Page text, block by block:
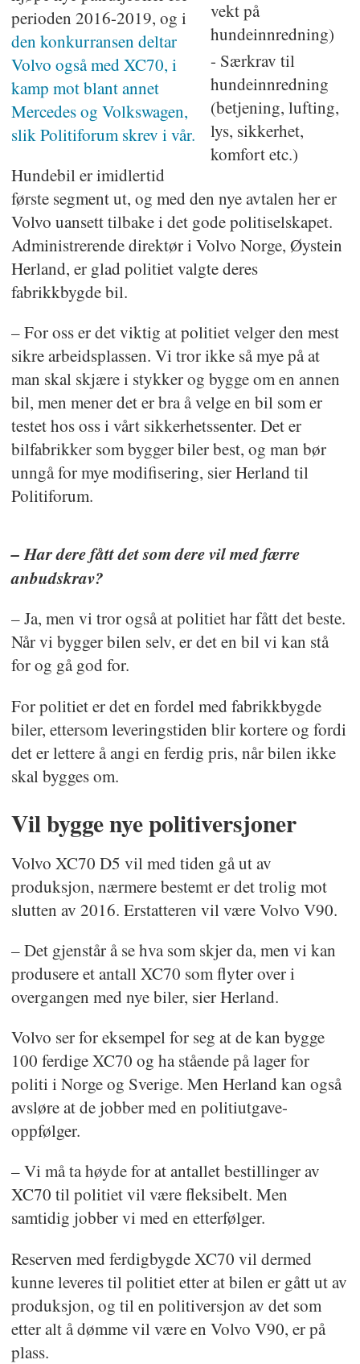
vekt på
hundeinnredning)
- Særkrav til
hundeinnredning
(betjening, lufting,
lys, sikkerhet,
komfort etc.)
perioden 2016-2019, og i
den konkurransen deltar
Volvo også med XC70, i
kamp mot blant annet
Mercedes og Volkswagen,
slik Politiforum skrev i vår.
Hundebil er imidlertid
første segment ut, og med den nye avtalen her er
Volvo uansett tilbake i det gode politiselskapet.
Administrerende direktør i Volvo Norge, Øystein
Herland, er glad politiet valgte deres
fabrikkbygde bil.
– For oss er det viktig at politiet velger den mest
sikre arbeidsplassen. Vi tror ikke så mye på at
man skal skjære i stykker og bygge om en annen
bil, men mener det er bra å velge en bil som er
testet hos oss i vårt sikkerhetssenter. Det er
bilfabrikker som bygger biler best, og man bør
unngå for mye modifisering, sier Herland til
Politiforum.
– Har dere fått det som dere vil med færre
anbudskrav?
– Ja, men vi tror også at politiet har fått det beste.
Når vi bygger bilen selv, er det en bil vi kan stå
for og gå god for.
For politiet er det en fordel med fabrikkbygde
biler, ettersom leveringstiden blir kortere og fordi
det er lettere å angi en ferdig pris, når bilen ikke
skal bygges om.
Vil bygge nye politiversjoner
Volvo XC70 D5 vil med tiden gå ut av
produksjon, nærmere bestemt er det trolig mot
slutten av 2016. Erstatteren vil være Volvo V90.
– Det gjenstår å se hva som skjer da, men vi kan
produsere et antall XC70 som flyter over i
overgangen med nye biler, sier Herland.
Volvo ser for eksempel for seg at de kan bygge
100 ferdige XC70 og ha stående på lager for
politi i Norge og Sverige. Men Herland kan også
avsløre at de jobber med en politiutgave-
oppfølger.
– Vi må ta høyde for at antallet bestillinger av
XC70 til politiet vil være fleksibelt. Men
samtidig jobber vi med en etterfølger.
Reserven med ferdigbygde XC70 vil dermed
kunne leveres til politiet etter at bilen er gått ut av
produksjon, og til en politiversjon av det som
etter alt å dømme vil være en Volvo V90, er på
plass.